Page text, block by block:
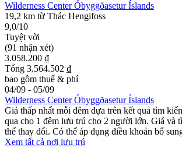
Wilderness Center Óbyggðasetur Íslands
19,2 km từ Thác Hengifoss
9,0/10
Tuyệt vời
(91 nhận xét)
3.058.200 ₫
Tổng 3.564.502 ₫
bao gồm thuế & phí
04/09 - 05/09
Wilderness Center Óbyggðasetur Íslands
Giá thấp nhất mỗi đêm dựa trên kết quả tìm
qua cho 1 đêm lưu trú cho 2 người lớn. Giá và
thể thay đổi. Có thể áp dụng điều khoản bổ
Xem tất cả nơi lưu trú